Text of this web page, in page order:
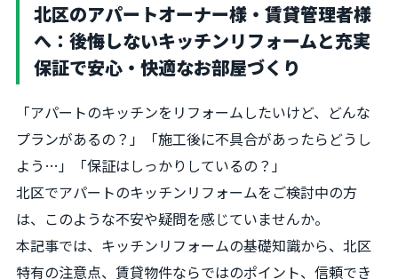
北区のアパートオーナー様・賃貸管理者様
へ：後悔しないキッチンリフォームと充実
保証で安心・快適なお部屋づくり
「アパートのキッチンをリフォームしたいけど、どんな
プランがあるの？」「施工後に不具合があったらどうし
よう…」「保証はしっかりしているの？」
北区でアパートのキッチンリフォームをご検討中の方
は、このような不安や疑問を感じていませんか。
本記事では、キッチンリフォームの基礎知識から、北区
特有の注意点、賃貸物件ならではのポイント、信頼でき